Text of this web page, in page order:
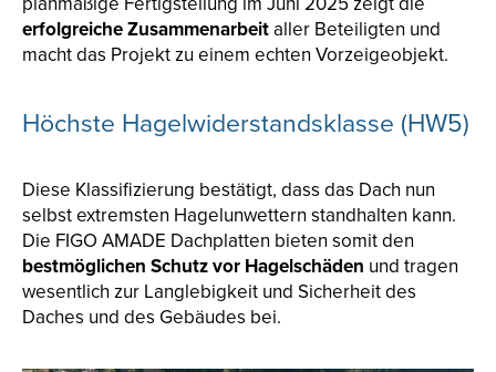
erfolgreiche Zusammenarbeitaller Beteiligten und
macht das Projekt zu einem echten Vorzeigeobjekt.
Höchste Hagelwiderstandsklasse (HW5)
Diese Klassifizierung bestätigt, dass das Dach nun
selbst extremsten Hagelunwettern standhalten kann.
Die FIGO AMADE Dachplatten bieten somit den
bestmöglichen Schutz vor Hagelschäden und tragen
wesentlich zur Langlebigkeit und Sicherheit des
Daches und des Gebäudes bei.